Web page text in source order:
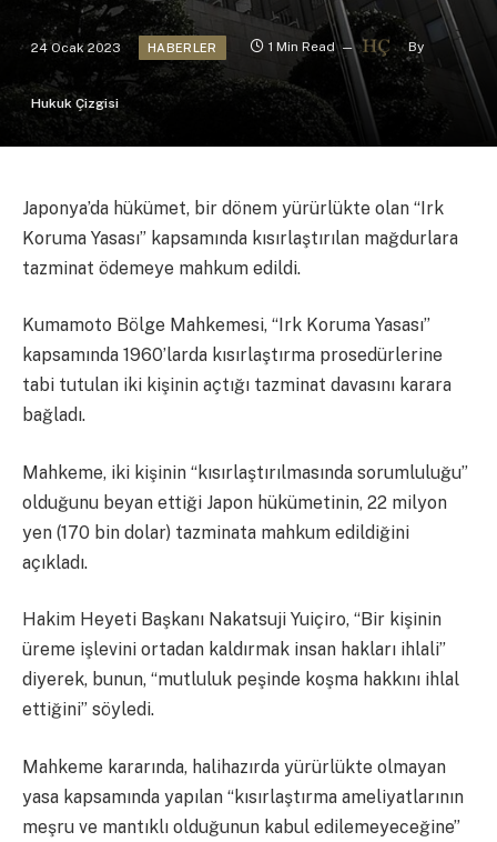
24 Ocak 2023 HABERLER 1 Min Read By
Hukuk Çizgisi
Japonya’da hükümet, bir dönem yürürlükte olan “Irk
Koruma Yasası” kapsamında kısırlaştırılan mağdurlara
tazminat ödemeye mahkum edildi.
Kumamoto Bölge Mahkemesi, “Irk Koruma Yasası”
kapsamında 1960’larda kısırlaştırma prosedürlerine
tabi tutulan iki kişinin açtığı tazminat davasını karara
bağladı.
Mahkeme, iki kişinin “kısırlaştırılmasında sorumluluğu”
olduğunu beyan ettiği Japon hükümetinin, 22 milyon
yen (170 bin dolar) tazminata mahkum edildiğini
açıkladı.
Hakim Heyeti Başkanı Nakatsuji Yuiçiro, “Bir kişinin
üreme işlevini ortadan kaldırmak insan hakları ihlali”
diyerek, bunun, “mutluluk peşinde koşma hakkını ihlal
ettiğini” söyledi.
Mahkeme kararında, halihazırda yürürlükte olmayan
yasa kapsamında yapılan “kısırlaştırma ameliyatlarının
meşru ve mantıklı olduğunun kabul edilemeyeceğine”